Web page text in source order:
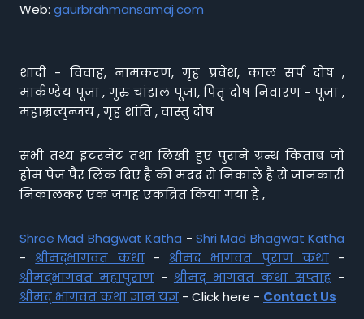
Web: gaurbrahmansamaj.com
शादी - विवाह, नामकरण, गृह प्रवेश, काल सर्प दोष ,
मार्कण्डेय पूजा , गुरु चांडाल पूजा, पितृ दोष निवारण - पूजा ,
महाम्रत्युन्जय , गृह शांति , वास्तु दोष
सभी तथ्य इंटरनेट तथा लिखी हुए पुराने ग्रन्थ किताब जो
होम पेज पैर लिंक दिए है की मदद से निकाले है से जानकारी
निकालकर एक जगह एकत्रित किया गया है ,
Shree Mad Bhagwat Katha - Shri Mad Bhagwat Katha
- श्रीमद्भागवत कथा- श्रीमद भागवत पुराण कथा-
श्रीमद्भागवत महापुराण - श्रीमद् भागवत कथा सप्ताह-
श्रीमद् भागवत कथा ज्ञान यज्ञ - Click here - Contact Us